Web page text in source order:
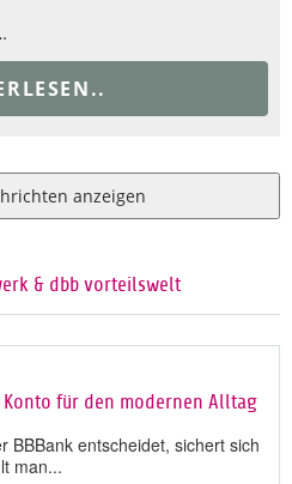
anzeigen
& dbb vorteilswelt
Konto für den modernen Alltag
BBBank entscheidet, sichert sich
man...